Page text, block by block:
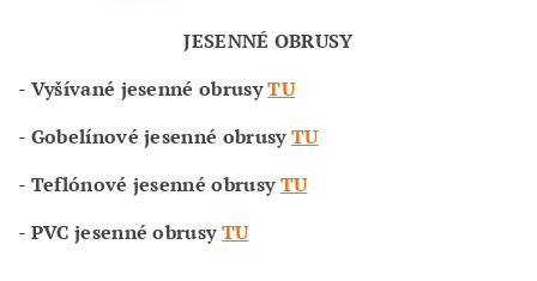
JESENNÉ OBRUSY
- Vyšívané jesenné obrusyTU
- Gobelínové jesenné obrusyTU
- Teflónové jesenné obrusyTU
- PVC jesenné obrusyTU